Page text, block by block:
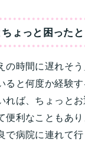
ょっと困ったと
の時間に遅れそ
ると何度か経験
れば、ちょっと
便利なこともあ
で病院に連れて